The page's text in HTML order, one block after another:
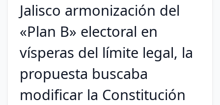
Jalisco armonización del
«Plan B» electoral en
vísperas del límite legal, la
propuesta buscaba
modificar la Constitución